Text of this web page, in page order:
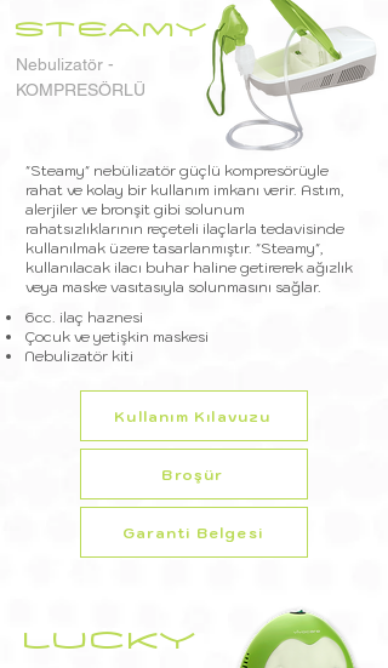
STEAMY
Nebulizatör -
KOMPRESÖRLÜ
"Steamy" nebülizatör güçlü kompresörüyle
rahat ve kolay bir kullanım imkanı verir. Astım,
alerjiler ve bronşit gibi solunum
rahatsızlıklarının reçeteli ilaçlarla tedavisinde
kullanılmak üzere tasarlanmıştır. "Steamy",
kullanılacak ilacı buhar haline getirerek ağızlık
veya maske vasıtasıyla solunmasını sağlar.
6cc. ilaç haznesi
Çocuk ve yetişkin maskesi
Nebulizatör kiti
Kullanım Kılavuzu
Broşür
Garanti Belgesi
LUCKY